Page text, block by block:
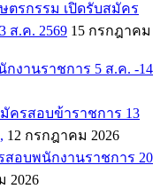
ตรกรรม เปิดรับสมัคร
ส.ค. 2569 15 กรกฎาคม
งานราชการ 5 ส.ค. -14
ครสอบข้าราชการ 13
12 กรกฎาคม 2026
อบพนักงานราชการ 20
2026